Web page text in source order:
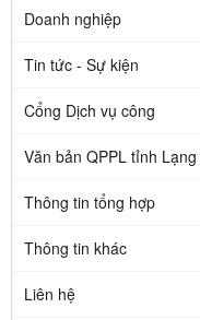
Doanh nghiệp
Tin tức - Sự kiện
Cổng Dịch vụ công
Văn bản QPPL tỉnh Lạng
Thông tin tổng hợp
Thông tin khác
Liên hệ